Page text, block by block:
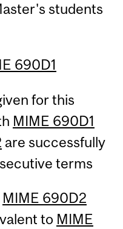
students
690D1
for this
MIME 690D1
are successfully
terms
MIME 690D2
to MIME